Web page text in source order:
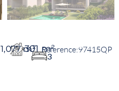
1,077 m²301 m²
3
97415QP